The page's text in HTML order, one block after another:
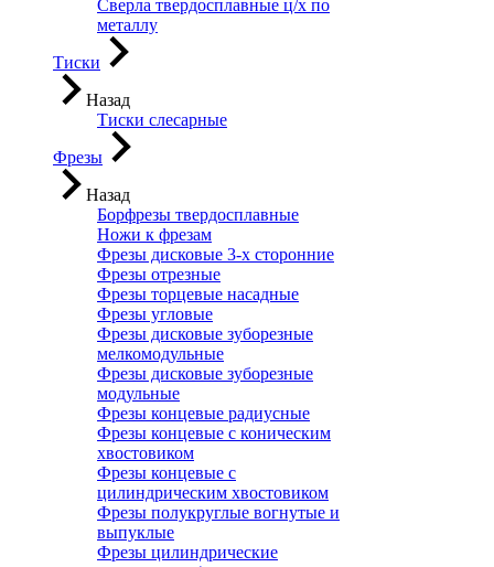
Сверла твердосплавные ц/х по
металлу
Тиски
Назад
Тиски слесарные
Фрезы
Назад
Борфрезы твердосплавные
Ножи к фрезам
Фрезы дисковые 3-х сторонние
Фрезы отрезные
Фрезы торцевые насадные
Фрезы угловые
Фрезы дисковые зуборезные
мелкомодульные
Фрезы дисковые зуборезные
модульные
Фрезы концевые радиусные
Фрезы концевые с коническим
хвостовиком
Фрезы концевые с
цилиндрическим хвостовиком
Фрезы полукруглые вогнутые и
выпуклые
Фрезы цилиндрические